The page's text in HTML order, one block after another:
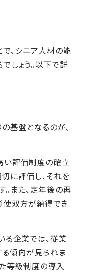
、シニア人材の能
しょう。以下で詳
基盤となるのが、
い評価制度の確立
に評価し、それを
また、定年後の再
使双方が納得でき
る企業では、従業
傾向が見られま
等級制度の導入